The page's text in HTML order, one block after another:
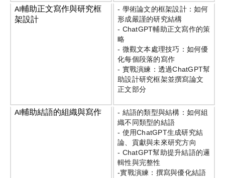
AI輔助正文寫作與研究框
架設計
- 學術論文的框架設計：如何
形成嚴謹的研究結構
- ChatGPT輔助正文寫作的策
略
- 微觀文本處理技巧：如何優
化每個段落的寫作
- 實戰演練：透過ChatGPT幫
助設計研究框架並撰寫論文
正文部分
AI輔助結語的組織與寫作 - 結語的類型與結構：如何組
織不同類型的結語
- 使用ChatGPT生成研究結
論、貢獻與未來研究方向
- ChatGPT幫助提升結語的邏
輯性與完整性
-實戰演練：撰寫與優化結語